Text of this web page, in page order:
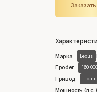
Заказать
Марка Lexus
Пробег 160
Привод
Мощность (л.с.)